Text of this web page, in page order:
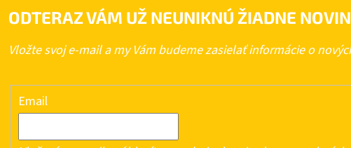
ODTERAZ VÁM UŽ NEUNIKNÚ ŽIADNE
Vložte svoj e-mail a my Vám budeme zasielať informácie o
Email